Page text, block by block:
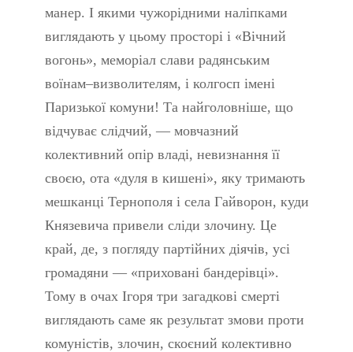
манер. І якими чужорідними наліпками
виглядають у цьому просторі і «Вічний
вогонь», меморіал слави радянським
воїнам–визволителям, і колгосп імені
Паризької комуни! Та найголовніше, що
відчуває слідчий, — мовчазний
колективний опір владі, невизнання її
своєю, ота «дуля в кишені», яку тримають
мешканці Тернополя і села Гайворон, куди
Князевича привели сліди злочину. Це
край, де, з погляду партійних діячів, усі
громадяни — «приховані бандерівці».
Тому в очах Ігоря три загадкові смерті
виглядають саме як результат змови проти
комуністів, злочин, скоєний колективно